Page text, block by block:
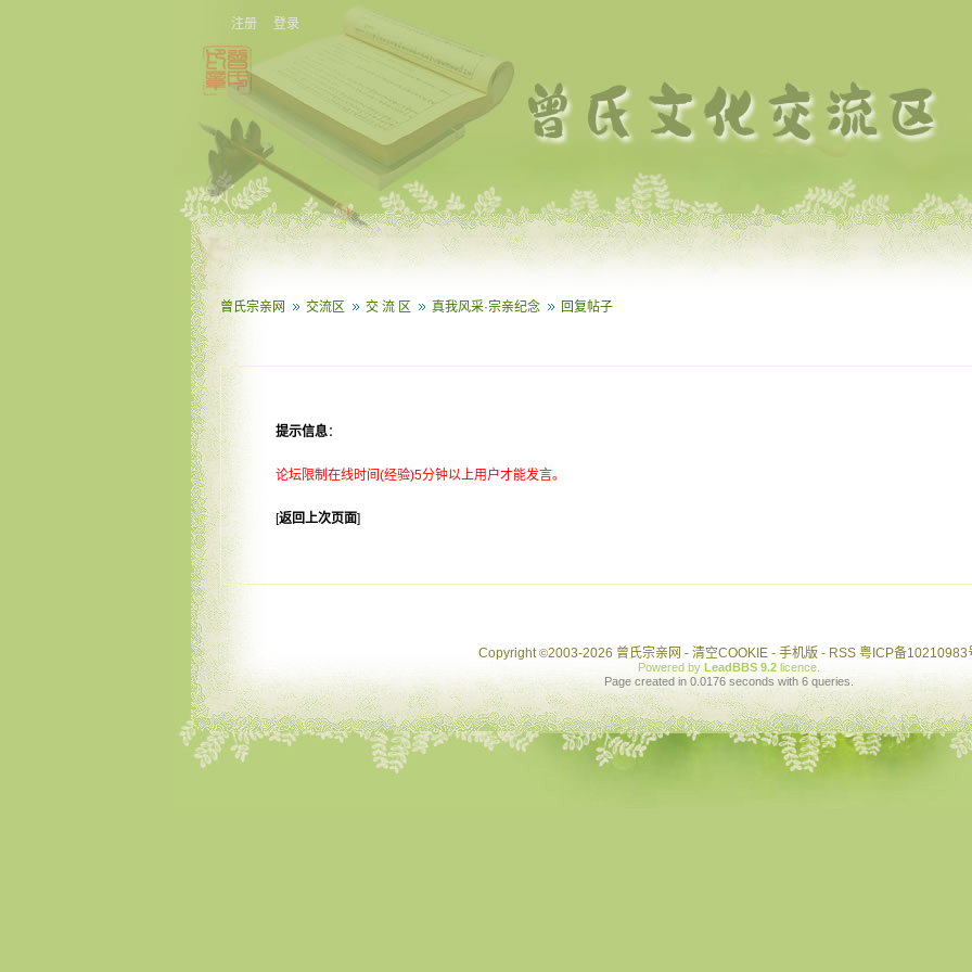
注册 登录
曾氏宗亲网 交流区 交 流 区 真我风采·宗亲纪念 回复帖子
提示信息：
论坛限制在线时间(经验)5分钟以上用户才能发言。
[返回上次页面]
Copyright©2003-2026 曾氏宗亲网 - 清空COOKIE- 手机版 - RSS粤ICP备10210983
Powered by LeadBBS 9.2 licence
Page created in 0.0176 seconds with 6 queries.